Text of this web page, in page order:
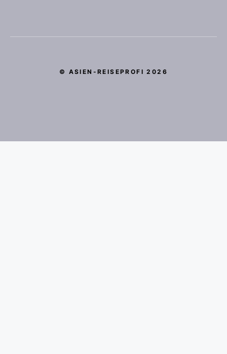
© ASIEN-REISEPROFI 2026